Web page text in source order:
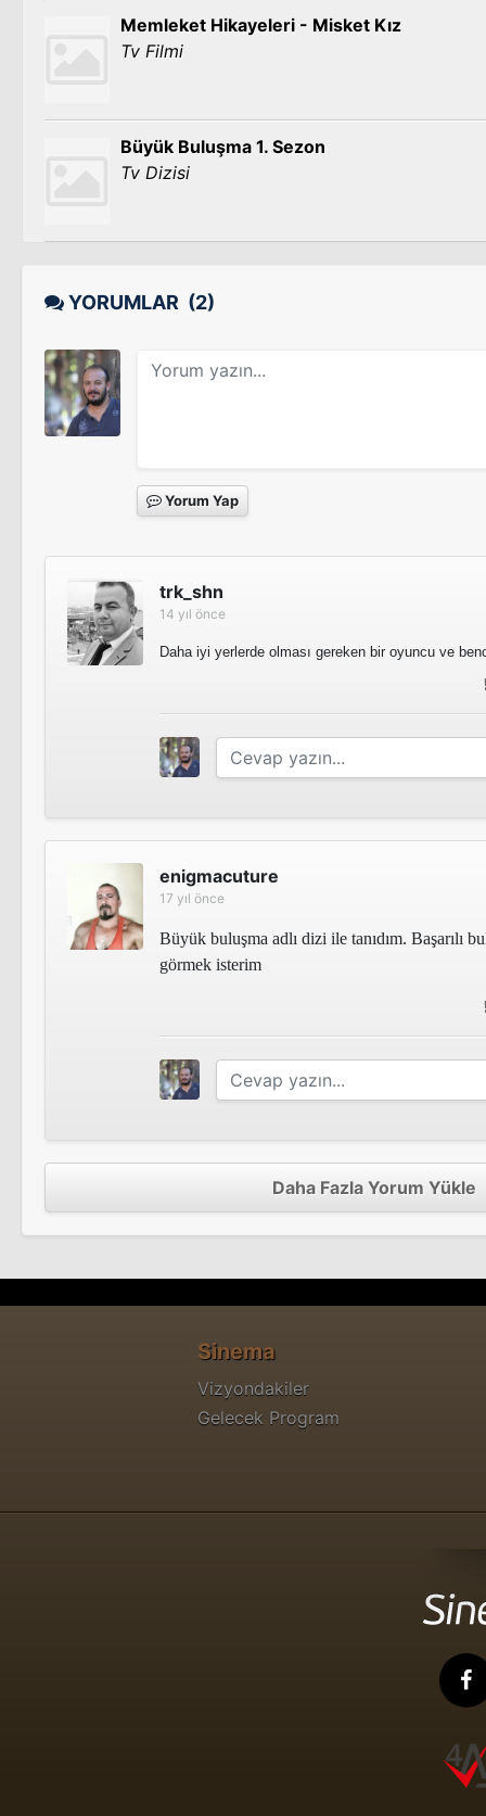
Memleket Hikayeleri - Misket Kız
Tv Filmi
Büyük Buluşma 1. Sezon
Tv Dizisi
YORUMLAR (2)
Yorum Yap
trk_shn
14 yıl önce
Daha iyi yerlerde olması gereken bir oyuncu ve
enigmacuture
17 yıl önce
Büyük buluşma adlı dizi ile tanıdım. Başarılı
görmek isterim
Daha Fazla Yorum Yükle
Sinema
Vizyondakiler
Gelecek Program